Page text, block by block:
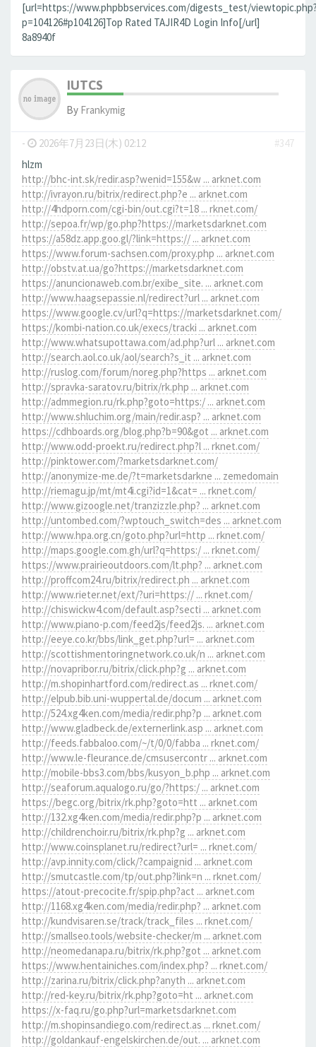
[url=https://www.phpbbservices.com/digests_test/
p=104126#p104126]Top Rated TAJIR4D Login Info[/url]
8a8940f
IUTCS
By Frankymig
- 2026年7月23日(木) 02:12
#347
hlzm
http://bhc-int.sk/redir.asp?wenid=155&w ... arknet.com
http://ivrayon.ru/bitrix/redirect.php?e ... arknet.com
http://4hdporn.com/cgi-bin/out.cgi?t=18 ... rknet.com/
http://sepoa.fr/wp/go.php?https://marketsdarknet.com
https://a58dz.app.goo.gl/?link=https:// ... arknet.com
https://www.forum-sachsen.com/proxy.php ... arknet.com
http://obstv.at.ua/go?https://marketsdarknet.com
https://anuncionaweb.com.br/exibe_site. ... arknet.com
http://www.haagsepassie.nl/redirect?url ... arknet.com
https://www.google.cv/url?q=https://marketsdarknet.com/
https://kombi-nation.co.uk/execs/tracki ... arknet.com
http://www.whatsupottawa.com/ad.php?url ... arknet.com
http://search.aol.co.uk/aol/search?s_it ... arknet.com
http://ruslog.com/forum/noreg.php?https ... arknet.com
http://spravka-saratov.ru/bitrix/rk.php ... arknet.com
http://admmegion.ru/rk.php?goto=https:/ ... arknet.com
http://www.shluchim.org/main/redir.asp? ... arknet.com
https://cdhboards.org/blog.php?b=90&got ... arknet.com
http://www.odd-proekt.ru/redirect.php?l ... rknet.com/
http://pinktower.com/?marketsdarknet.com/
http://anonymize-me.de/?t=marketsdarkne ... zemedomain
http://riemagu.jp/mt/mt4i.cgi?id=1&cat= ... rknet.com/
http://www.gizoogle.net/tranzizzle.php? ... arknet.com
http://untombed.com/?wptouch_switch=des ... arknet.com
http://www.hpa.org.cn/goto.php?url=http ... rknet.com/
http://maps.google.com.gh/url?q=https:/ ... rknet.com/
https://www.prairieoutdoors.com/lt.php? ... arknet.com
http://proffcom24.ru/bitrix/redirect.ph ... arknet.com
http://www.rieter.net/ext/?uri=https:// ... rknet.com/
http://chiswickw4.com/default.asp?secti ... arknet.com
http://www.piano-p.com/feed2js/feed2js. ... arknet.com
http://eeye.co.kr/bbs/link_get.php?url= ... arknet.com
http://scottishmentoringnetwork.co.uk/n ... arknet.com
http://novapribor.ru/bitrix/click.php?g ... arknet.com
http://m.shopinhartford.com/redirect.as ... rknet.com/
http://elpub.bib.uni-wuppertal.de/docum ... arknet.com
http://524.xg4ken.com/media/redir.php?p ... arknet.com
http://www.gladbeck.de/externerlink.asp ... arknet.com
http://feeds.fabbaloo.com/~/t/0/0/fabba ... rknet.com/
http://www.le-fleurance.de/cmsusercontr ... arknet.com
http://mobile-bbs3.com/bbs/kusyon_b.php ... arknet.com
http://seaforum.aqualogo.ru/go/?https:/ ... arknet.com
https://begc.org/bitrix/rk.php?goto=htt ... arknet.com
http://132.xg4ken.com/media/redir.php?p ... arknet.com
http://childrenchoir.ru/bitrix/rk.php?g ... arknet.com
http://www.coinsplanet.ru/redirect?url= ... rknet.com/
http://avp.innity.com/click/?campaignid ... arknet.com
http://smutcastle.com/tp/out.php?link=n ... rknet.com/
https://atout-precocite.fr/spip.php?act ... arknet.com
http://1168.xg4ken.com/media/redir.php? ... arknet.com
http://kundvisaren.se/track/track_files ... rknet.com/
http://smallseo.tools/website-checker/m ... arknet.com
http://neomedanapa.ru/bitrix/rk.php?got ... arknet.com
https://www.hentainiches.com/index.php? ... rknet.com/
http://zarina.ru/bitrix/click.php?anyth ... arknet.com
http://red-key.ru/bitrix/rk.php?goto=ht ... arknet.com
https://x-faq.ru/go.php?url=marketsdarknet.com
http://m.shopinsandiego.com/redirect.as ... rknet.com/
http://goldankauf-engelskirchen.de/out. ... arknet.com